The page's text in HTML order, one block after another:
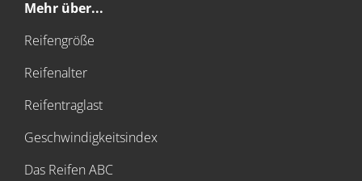
Mehr über...
Reifengröße
Reifenalter
Reifentraglast
Geschwindigkeitsindex
Das Reifen ABC